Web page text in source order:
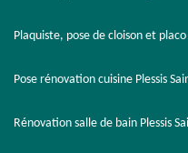
Plaquiste, pose de cloison et
Pose rénovation cuisine Plessis
Rénovation salle de bain Plessis